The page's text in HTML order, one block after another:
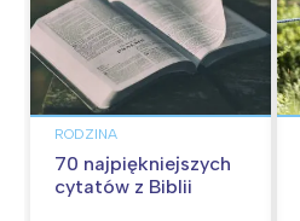
RODZINA
70 najpiękniejszych
cytatów z Biblii